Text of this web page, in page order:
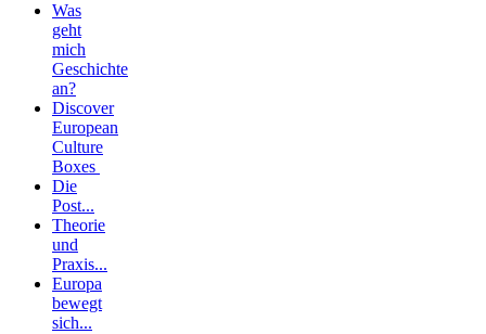
Was
geht
mich
Geschichte
an?
Discover
European
Culture
Boxes
Die
Post...
Theorie
und
Praxis...
Europa
bewegt
sich...